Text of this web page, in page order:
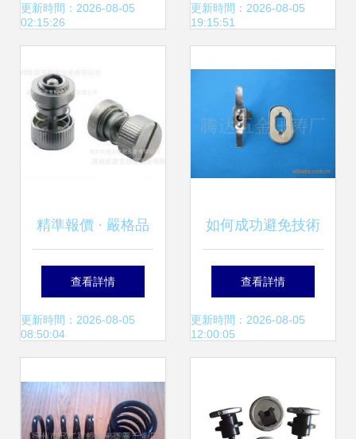
批發指南 五金工具
更新時間：2026-08-05
02:15:26
屋定制、幕墻膠業
更新時間：2026-08-05
19:15:51
精準報價 · 嚴格品
控 解鎖五金螺絲彈
簧高品質供應新選
品頻道五金產品批
查看詳情
更新時間：2026-08-05
08:50:04
如何成功避免技術
背鍋——程序員生
存指南
查看詳情
更新時間：2026-08-05
12:00:05